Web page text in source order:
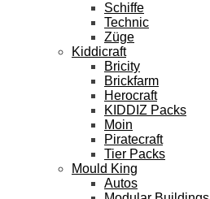
Schiffe
Technic
Züge
Kiddicraft
Bricity
Brickfarm
Herocraft
KIDDIZ Packs
Moin
Piratecraft
Tier Packs
Mould King
Autos